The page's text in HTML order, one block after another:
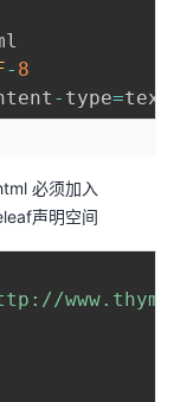
- 8
- type=text
必须加入
声明空间